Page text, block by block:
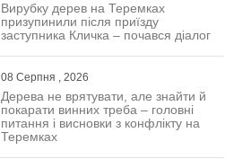
Вирубку дерев на Теремках
призупинили після приїзду
заступника Кличка – почався діалог
08 Серпня , 2026
Дерева не врятувати, але знайти й
покарати винних треба – головні
питання і висновки з конфлікту на
Теремках